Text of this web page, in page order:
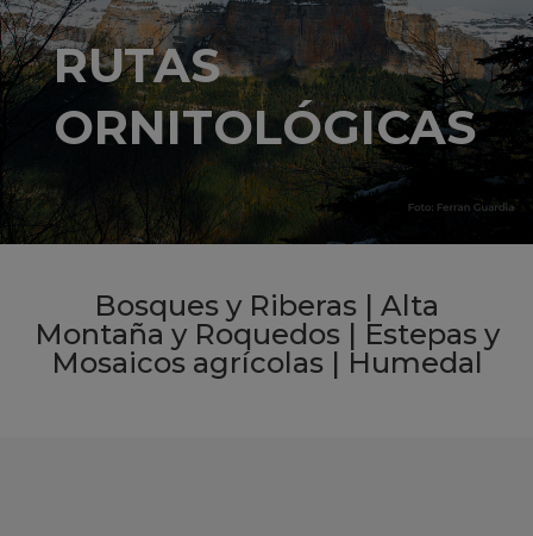
RUTAS
ORNITOLÓGICAS
Bosques y Riberas | Alta
Montaña y Roquedos| Estepas y
Mosaicos agrícolas| Humedal